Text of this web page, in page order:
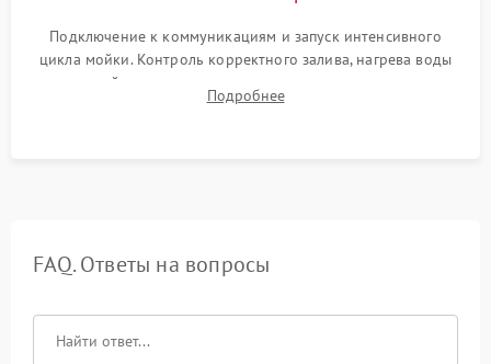
Подключение к коммуникациям и запуск интенсивного
цикла мойки. Контроль корректного залива, нагрева воды
до нужной температуры, отсутствия посторонних шумов,
штатного слива и абсолютной сухости в поддоне.
Подробнее
FAQ. Ответы на вопросы